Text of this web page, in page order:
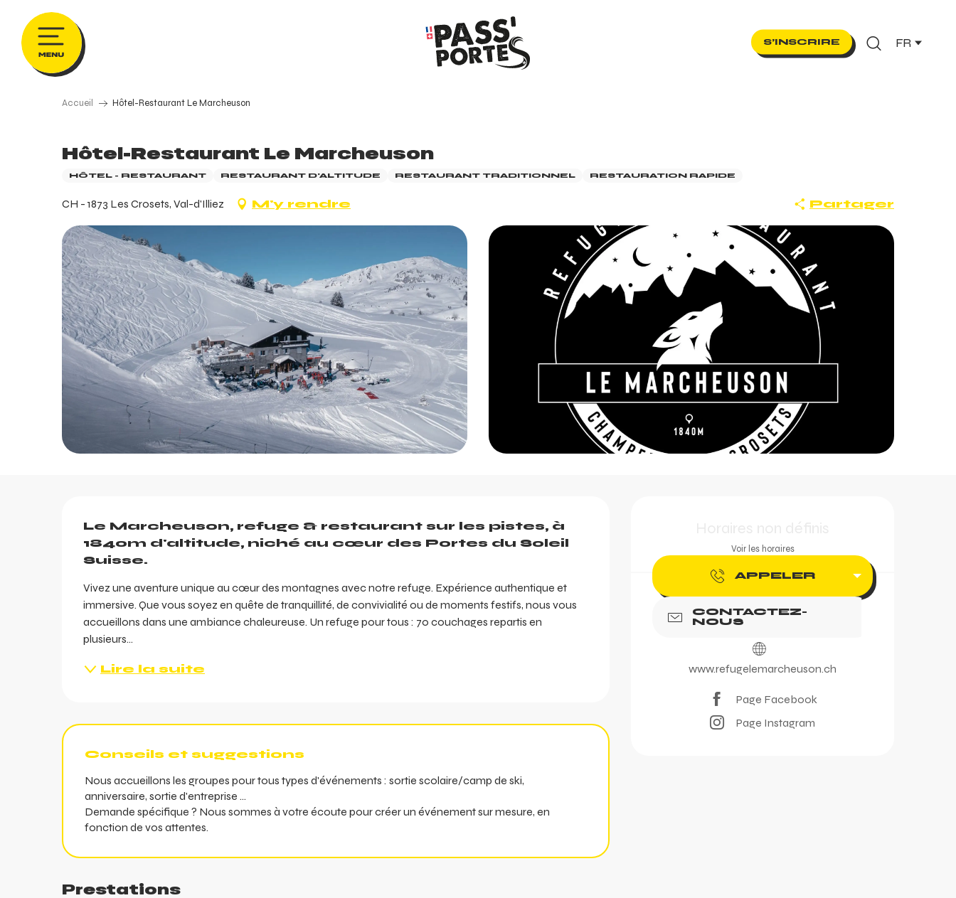
contenu
principal
S’INSCRIRE FR
Accueil Hôtel-Restaurant Le Marcheuson
Hôtel-Restaurant Le Marcheuson
HÔTEL - RESTAURANT RESTAURANT D'ALTITUDE RESTAURANT TRADITIONNEL RESTAURATION RAPIDE
CH - 1873 Les Crosets, Val-d'Illiez M'y rendre Partager
Voir les horaires
APPELER
CONTACTEZ-
NOUS
www.refugelemarcheuson.ch
Page Facebook
Page Instagram
Le Marcheuson, refuge & restaurant sur les pistes, à
1840m d'altitude, niché au cœur des Portes du Soleil
Suisse.
Vivez une aventure unique au cœur des montagnes avec notre refuge. Expérience authentique et
immersive. Que vous soyez en quête de tranquillité, de convivialité ou de moments festifs, nous vous
accueillons dans une ambiance chaleureuse. Un refuge pour tous : 70 couchages repartis en
plusieurs...
Lire la suite
Conseils et suggestions
Nous accueillons les groupes pour tous types d'événements : sortie scolaire/camp de ski,
anniversaire, sortie d'entreprise ...
Demande spécifique ? Nous sommes à votre écoute pour créer un événement sur mesure, en
fonction de vos attentes.
Prestations